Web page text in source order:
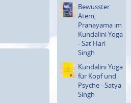
Bewusster
Atem,
Pranayama im
Kundalini Yoga
- Sat Hari
Singh
Kundalini Yoga
für Kopf und
Psyche - Satya
Singh